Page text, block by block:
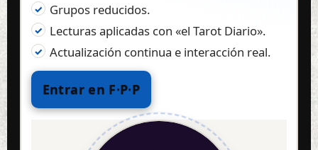
Grupos reducidos.
Lecturas aplicadas con «el Tarot Diario».
Actualización continua e interacción real.
Entrar en F·P·P